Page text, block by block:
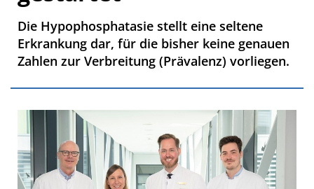
Die Hypophosphatasie stellt eine seltene
Erkrankung dar, für die bisher keine genauen
Zahlen zur Verbreitung (Prävalenz) vorliegen.